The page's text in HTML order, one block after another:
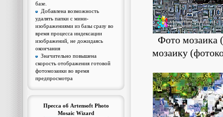
базе.
Добавлена возможность
удалять папки с мини-
изображениями из базы сразу во
время процесса индексации
изображений, не дожидаясь
окончания
Значительно повышена
скорость отображения готовой
фотомозаики во время
предпросмотра
Пресса об Artensoft Photo
Mosaic Wizard
Фото мозаика (
мозаику